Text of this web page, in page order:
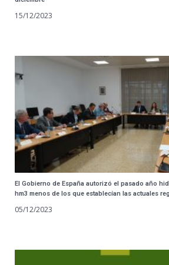
15/12/2023
El Gobierno de España autorizó el pasado año
hm3 menos de los que establecían las actuales
05/12/2023